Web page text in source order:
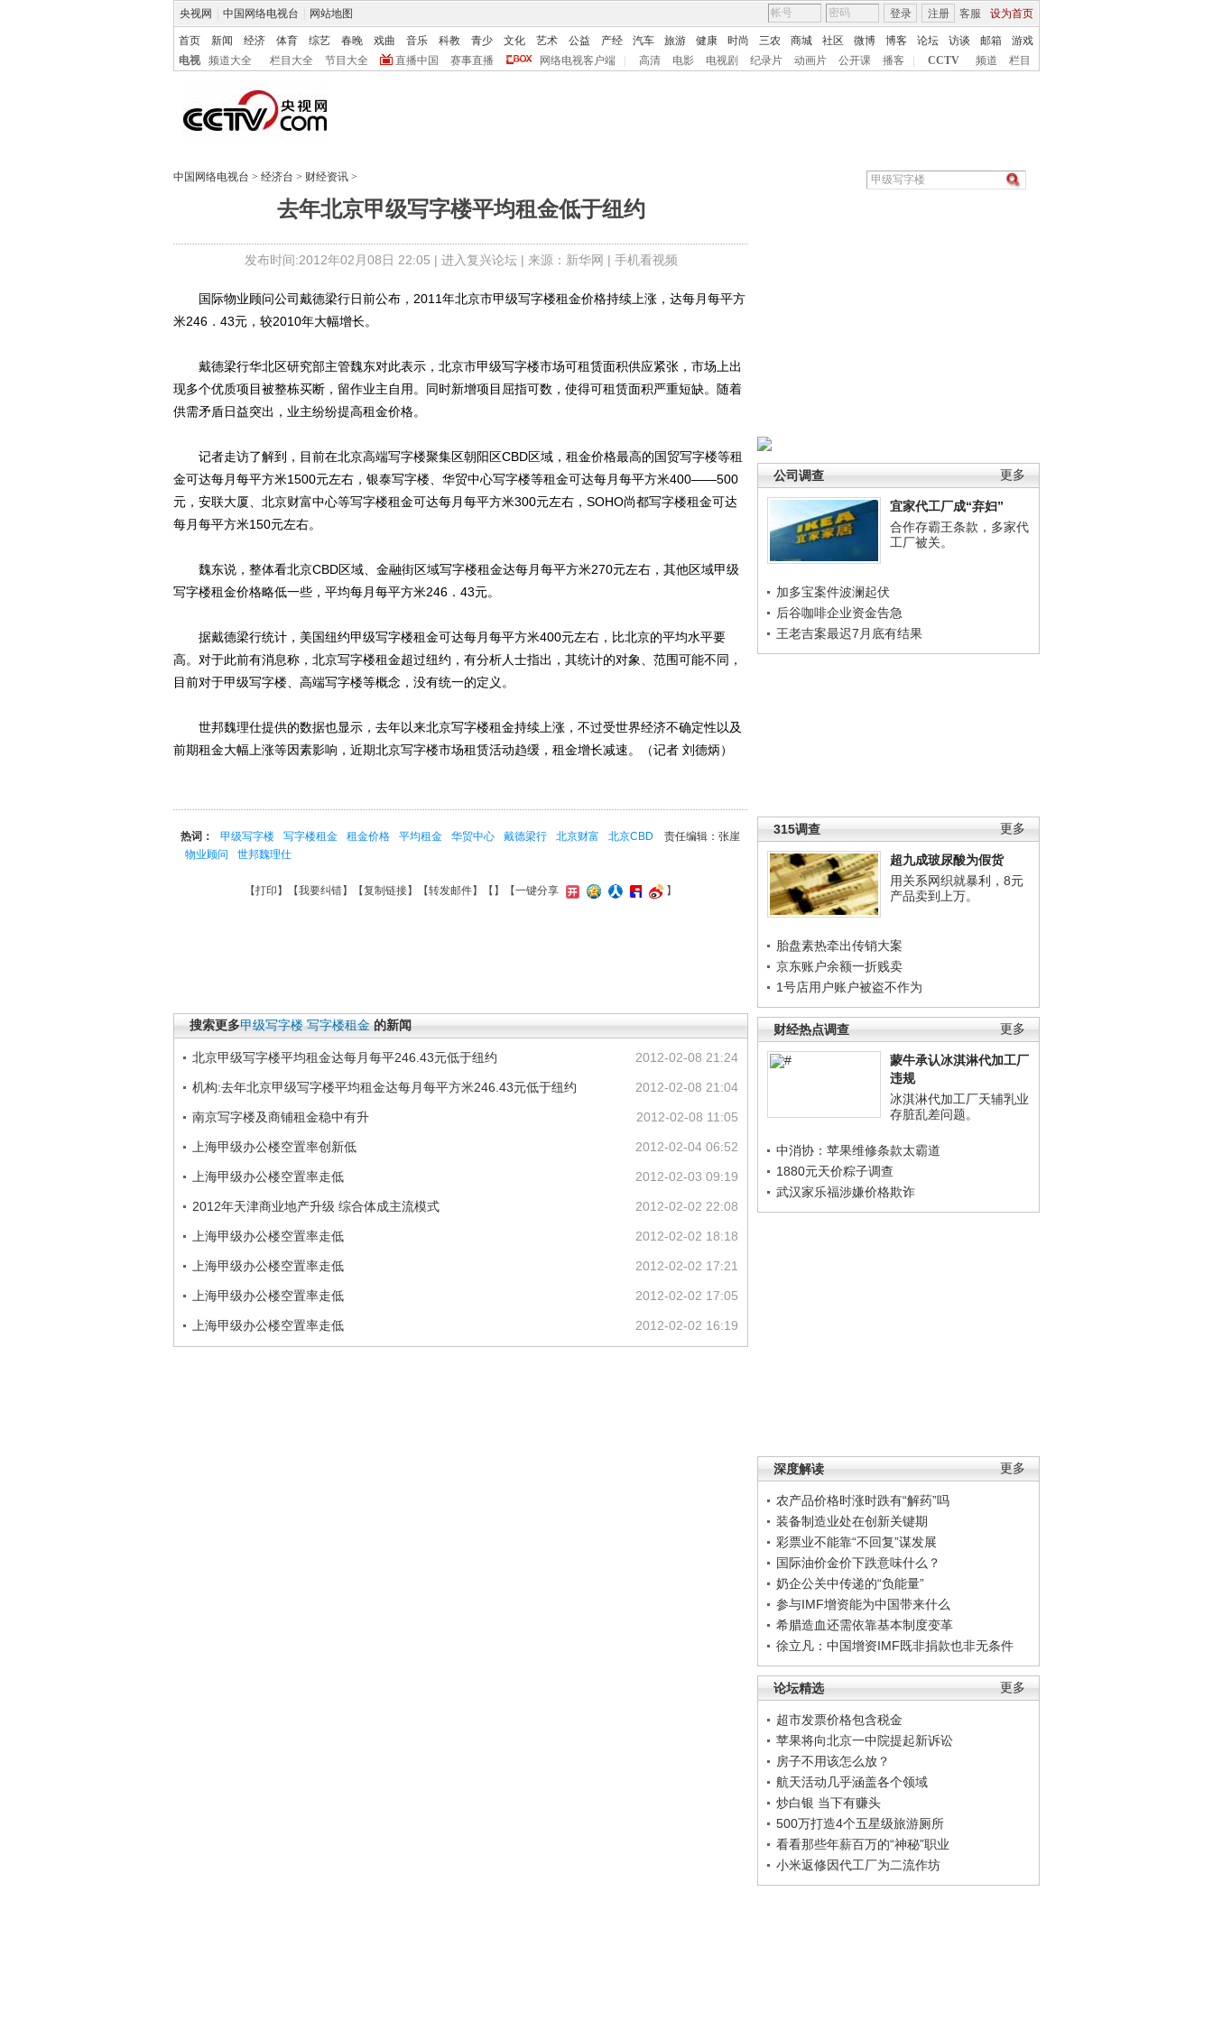
央视网 中国网络电视台 网站地图 客服 设为首页
登录 注册
首页 新闻 经济 体育 综艺 春晚 戏曲 音乐 科教 青少 文化 艺术 公益 产经 汽车 旅游 健康 时尚 三农 商城 社区 微博 博客 论坛 访谈 邮箱
游戏
电视
频道大全 栏目大全 节目大全 直播中国 赛事直播 网络电视客户端 高清 电影 电视剧 纪录片 动画片 公开课 播客 CCTV 频道 栏目
中国网络电视台 > 经济台 > 财经资讯 >
去年北京甲级写字楼平均租金低于纽约
发布时间:2012年02月08日 22:05 | 进入复兴论坛| 来源：新华网 | 手机看视频
更多
公司调查
宜家代工厂成“弃妇”
合作存霸王条款，多家代
工厂被关。
加多宝案件波澜起伏
后谷咖啡企业资金告急
王老吉案最迟7月底有结果
更多
315调查
超九成玻尿酸为假货
用关系网织就暴利，8元
产品卖到上万。
胎盘素热牵出传销大案
京东账户余额一折贱卖
1号店用户账户被盗不作为
更多
财经热点调查
蒙牛承认冰淇淋代加工厂
违规
冰淇淋代加工厂天辅乳业
存脏乱差问题。
中消协：苹果维修条款太霸道
1880元天价粽子调查
武汉家乐福涉嫌价格欺诈
更多
深度解读
农产品价格时涨时跌有“解药”吗
装备制造业处在创新关键期
彩票业不能靠“不回复”谋发展
国际油价金价下跌意味什么？
奶企公关中传递的“负能量”
参与IMF增资能为中国带来什么
希腊造血还需依靠基本制度变革
徐立凡：中国增资IMF既非捐款也非无条件
更多
论坛精选
超市发票价格包含税金
苹果将向北京一中院提起新诉讼
房子不用该怎么放？
航天活动几乎涵盖各个领域
炒白银 当下有赚头
500万打造4个五星级旅游厕所
看看那些年薪百万的“神秘”职业
小米返修因代工厂为二流作坊
国际物业顾问公司戴德梁行日前公布，2011年北京市甲级写字楼租金价格持续上涨，达每月每平方
米246．43元，较2010年大幅增长。
戴德梁行华北区研究部主管魏东对此表示，北京市甲级写字楼市场可租赁面积供应紧张，市场上出
现多个优质项目被整栋买断，留作业主自用。同时新增项目屈指可数，使得可租赁面积严重短缺。随着
供需矛盾日益突出，业主纷纷提高租金价格。
记者走访了解到，目前在北京高端写字楼聚集区朝阳区CBD区域，租金价格最高的国贸写字楼等租
金可达每月每平方米1500元左右，银泰写字楼、华贸中心写字楼等租金可达每月每平方米400——500
元，安联大厦、北京财富中心等写字楼租金可达每月每平方米300元左右，SOHO尚都写字楼租金可达
每月每平方米150元左右。
魏东说，整体看北京CBD区域、金融街区域写字楼租金达每月每平方米270元左右，其他区域甲级
写字楼租金价格略低一些，平均每月每平方米246．43元。
据戴德梁行统计，美国纽约甲级写字楼租金可达每月每平方米400元左右，比北京的平均水平要
高。对于此前有消息称，北京写字楼租金超过纽约，有分析人士指出，其统计的对象、范围可能不同，
目前对于甲级写字楼、高端写字楼等概念，没有统一的定义。
世邦魏理仕提供的数据也显示，去年以来北京写字楼租金持续上涨，不过受世界经济不确定性以及
前期租金大幅上涨等因素影响，近期北京写字楼市场租赁活动趋缓，租金增长减速。（记者 刘德炳）
责任编辑：张崖
热词： 甲级写字楼 写字楼租金 租金价格 平均租金 华贸中心 戴德梁行 北京财富
北京CBD
物业顾问
世邦魏理仕
【打印 】【我要纠错】【复制链接】【转发邮件】【 】 【一键分享 】
搜索更多甲级写字楼 写字楼租金 的新闻
2012-02-08 21:24
北京甲级写字楼平均租金达每月每平246.43元低于纽约
2012-02-08 21:04
机构:去年北京甲级写字楼平均租金达每月每平方米246.43元低于纽约
2012-02-08 11:05
南京写字楼及商铺租金稳中有升
2012-02-04 06:52
上海甲级办公楼空置率创新低
2012-02-03 09:19
上海甲级办公楼空置率走低
2012-02-02 22:08
2012年天津商业地产升级 综合体成主流模式
2012-02-02 18:18
上海甲级办公楼空置率走低
2012-02-02 17:21
上海甲级办公楼空置率走低
2012-02-02 17:05
上海甲级办公楼空置率走低
2012-02-02 16:19
上海甲级办公楼空置率走低